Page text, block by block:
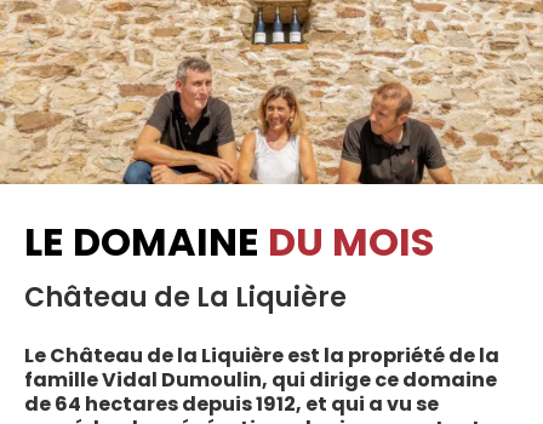
LE DOMAINE DU MOIS
Château de La Liquière
Le Château de la Liquière est la propriété de la
famille Vidal Dumoulin, qui dirige ce domaine
de 64 hectares depuis 1912, et qui a vu se